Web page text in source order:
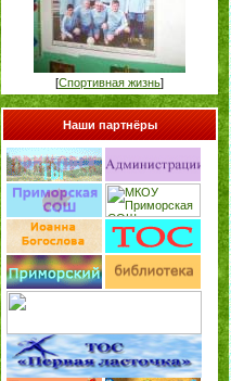
[Спортивная жизнь]
Наши партнёры